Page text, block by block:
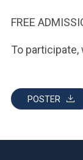
FREE
To
POSTER